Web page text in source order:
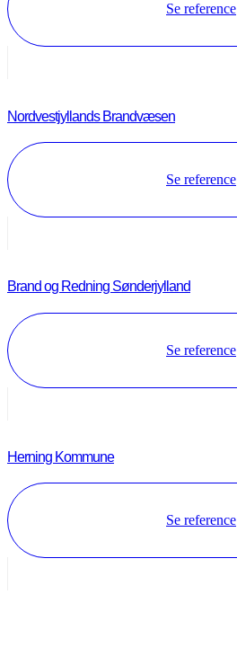
Se reference
Nordvestjyllands Brandvæsen
Se reference
Brand og Redning Sønderjylland
Se reference
Herning Kommune
Se reference